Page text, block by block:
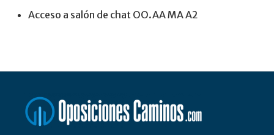
Acceso a salón de chat OO.AA MA A2